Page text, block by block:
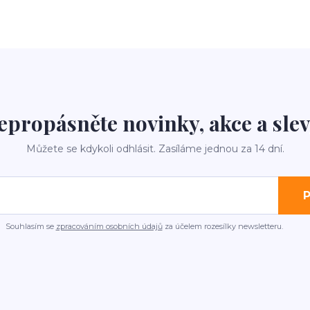
novinky, akce a
Můžete se kdykoli odhlásit. Zasíláme jednou za 14 dní.
Souhlasím se zpracováním osobních údajůza účelem rozesílky newsletteru.